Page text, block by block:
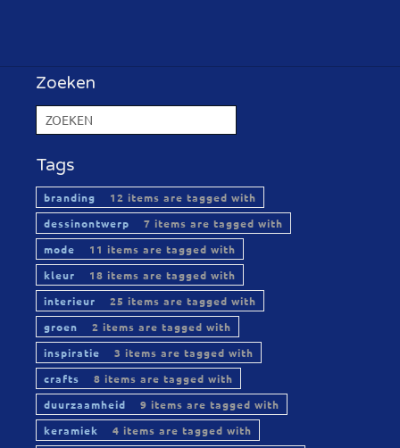
Zoeken
Tags
branding
12 items are tagged with
dessinontwerp
7 items are tagged with
mode
11 items are tagged with
kleur
18 items are tagged with
interieur
25 items are tagged with
groen
2 items are tagged with
inspiratie
3 items are tagged with
crafts
8 items are tagged with
duurzaamheid
9 items are tagged with
keramiek
4 items are tagged with